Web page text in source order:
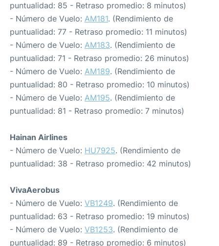
puntualidad: 85 - Retraso promedio: 8 minutos)
- Número de Vuelo: AM181. (Rendimiento de
puntualidad: 77 - Retraso promedio: 11 minutos)
- Número de Vuelo: AM183. (Rendimiento de
puntualidad: 71 - Retraso promedio: 26 minutos)
- Número de Vuelo: AM189. (Rendimiento de
puntualidad: 80 - Retraso promedio: 10 minutos)
- Número de Vuelo: AM195. (Rendimiento de
puntualidad: 81 - Retraso promedio: 7 minutos)
Hainan Airlines
- Número de Vuelo: HU7925. (Rendimiento de
puntualidad: 38 - Retraso promedio: 42 minutos)
VivaAerobus
- Número de Vuelo: VB1249. (Rendimiento de
puntualidad: 63 - Retraso promedio: 19 minutos)
- Número de Vuelo: VB1253. (Rendimiento de
puntualidad: 89 - Retraso promedio: 6 minutos)